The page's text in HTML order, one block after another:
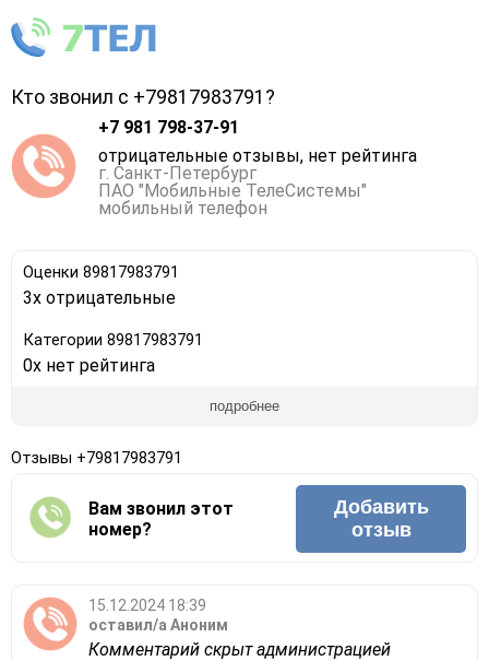
Кто звонил с +79817983791?
+7 981 798-37-91
отрицательные отзывы, нет рейтинга
г. Санкт-Петербург
ПАО "Мобильные ТелеСистемы"
мобильный телефон
Оценки 89817983791
3x отрицательные
Категории 89817983791
0x нет рейтинга
подробнее
Отзывы +79817983791
Вам звонил этот
номер?
Добавить
отзыв
15.12.2024 18:39
оставил/а Аноним
Комментарий скрыт администрацией